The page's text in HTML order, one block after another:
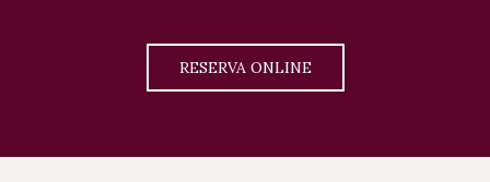
RESERVA ONLINE